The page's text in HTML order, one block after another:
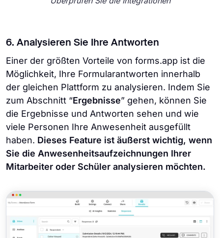
6. Analysieren Sie Ihre Antworten
Einer der größten Vorteile von forms.app ist die
Möglichkeit, Ihre Formularantworten innerhalb
der gleichen Plattform zu analysieren. Indem Sie
zum Abschnitt “Ergebnisse” gehen, können Sie
die Ergebnisse und Antworten sehen und wie
viele Personen Ihre Anwesenheit ausgefüllt
haben. Dieses Feature ist äußerst wichtig, wenn
Sie die Anwesenheitsaufzeichnungen Ihrer
Mitarbeiter oder Schüler analysieren möchten.